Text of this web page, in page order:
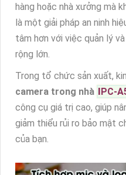
hàng hoặc nhà xưởng mà
là một giải pháp an ninh
tâm hơn với việc quản lý
rộng lớn.
Trong tổ chức sản xuất,
camera trong nhà IPC-
công cụ giá trị cao, giúp
giảm thiểu rủi ro bảo mật
của bạn.